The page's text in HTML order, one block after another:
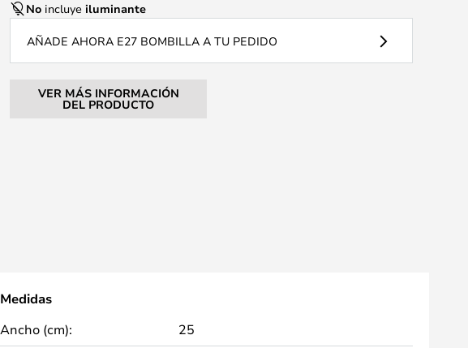
No incluyeiluminante
AÑADE AHORA E27 BOMBILLA A TU PEDIDO
VER MÁS INFORMACIÓN
DEL PRODUCTO
Medidas
Ancho (cm):
25